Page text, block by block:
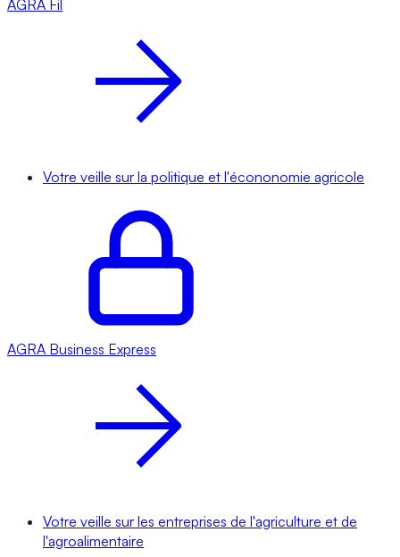
AGRA Fil
Votre veille sur la politique et l'écononomie agricole
AGRA Business Express
Votre veille sur les entreprises de l'agriculture et de
l'agroalimentaire